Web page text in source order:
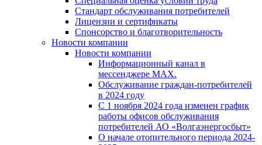
Стандарт обслуживания потребителей
Лицензии и сертификаты
Спонсорство и благотворительность
Новости компании
Новости компании
Информационный канал в
мессенджере MAX.
Обслуживание граждан-потребителей
в 2024 году
С 1 ноября 2024 года изменен график
работы офисов обслуживания
потребителей АО «Волгаэнергосбыт»
О начале отопительного периода 2024-